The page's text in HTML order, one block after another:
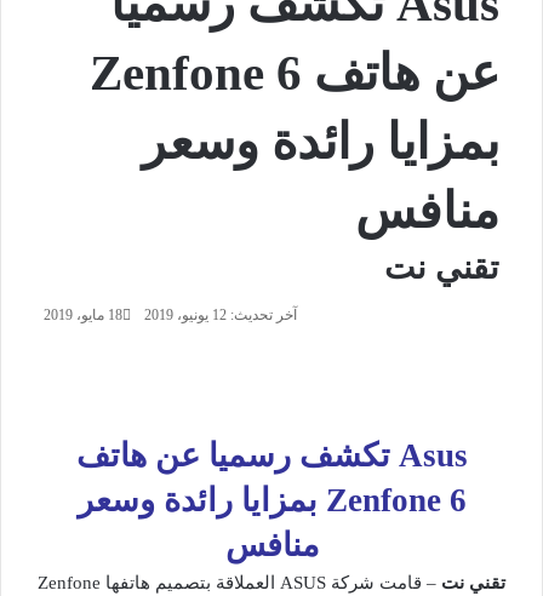
عن هاتف Zenfone 6
بمزايا رائدة وسعر
منافس
تقني نت
18 مايو، 2019 آخر تحديث: 12 يونيو، 2019
Asus تكشف رسميا عن هاتف
Zenfone 6 بمزايا رائدة وسعر
منافس
تقني نت
– قامت شركة ASUS العملاقة بتصميم هاتفها Zenfone